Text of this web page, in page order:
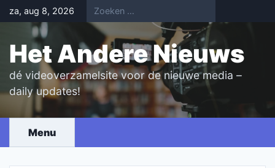
Skip
to
content
za, aug 8, 2026
Het Andere Nieuws
dé videoverzamelsite voor de nieuwe media –
daily updates!
Menu